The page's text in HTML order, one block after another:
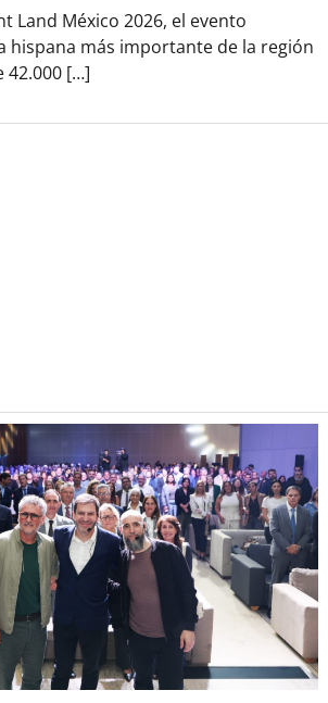
Land México 2026, el evento
hispana más importante de la región
42.000 […]